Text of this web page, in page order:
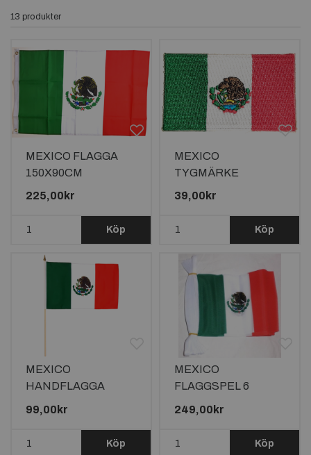
13 produkter
MEXICO FLAGGA
150X90CM
225,00kr
Köp
MEXICO
TYGMÄRKE
65X38mm
39,00kr
Köp
MEXICO
HANDFLAGGA
45X30CM
99,00kr
Köp
MEXICO
FLAGGSPEL 6
METER LÅNGT MED
20 FLAGGOR
249,00kr
Köp